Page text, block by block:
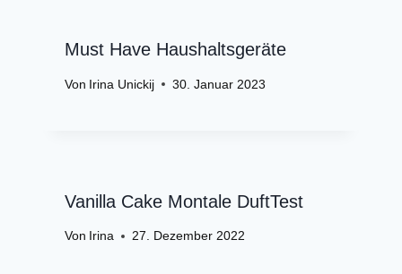
Must Have Haushaltsgeräte
Von Irina Unickij 30. Januar 2023
Vanilla Cake Montale DuftTest
Von Irina 27. Dezember 2022